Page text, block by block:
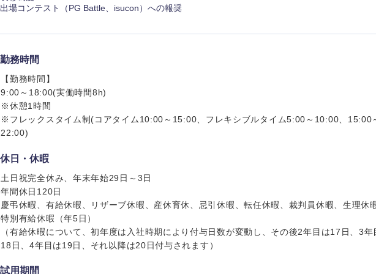
出場コンテスト（PG Battle、isucon）への報奨
勤務時間
【勤務時間】
9:00～18:00(実働時間8h)
※休憩1時間
※フレックスタイム制(コアタイム10:00～15:00、フレキシブルタイム5:00～10:00、15:00
22:00)
休日・休暇
土日祝完全休み、年末年始29日～3日
年間休日120日
慶弔休暇、有給休暇、リザーブ休暇、産休育休、忌引休暇、転任休暇、裁判員休暇、生理休暇
特別有給休暇（年5日）
（有給休暇について、初年度は入社時期により付与日数が変動し、その後2年目は17日、3年
18日、4年目は19日、それ以降は20日付与されます）
試用期間
選択する
選択する
選択する
選択する